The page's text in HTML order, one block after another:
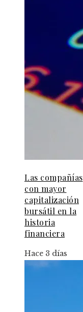
Las compañías
con mayor
capitalización
bursátil en la
historia
financiera
Hace 3 días